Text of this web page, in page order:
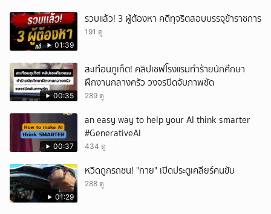
01:39
รวบแล้ว! 3 ผู้ต้องหา คดีทุจริตสอบบรรจุข้าราชการ
191 ดู
00:35
สะเทือนภูเก็ต! คลิปเชฟโรงแรมทำร้ายนักศึกษา
ฝึกงานกลางครัว วงจรปิดจับภาพชัด
289 ดู
00:37
an easy way to help your AI think smarter
#GenerativeAI
434 ดู
01:29
หวิดถูกรถชน! "กาย" เปิดประตูเคลียร์คนขับ
288 ดู